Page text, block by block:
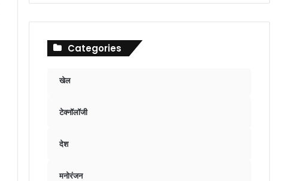
Categories
खेल
टेक्नॉलॉजी
देश
मनोरंजन